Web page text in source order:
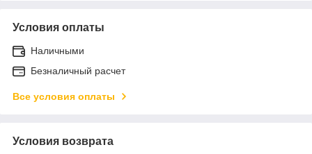
Условия оплаты
Наличными
Безналичный расчет
Все условия оплаты
Условия возврата